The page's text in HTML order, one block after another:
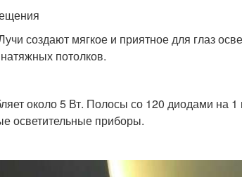
создают мягкое и приятное для глаз
потолков.
около 5 Вт. Полосы со 120 диодами на
осветительные приборы.